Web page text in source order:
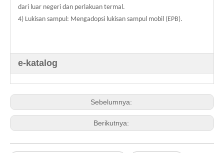
dari luar negeri dan perlakuan termal.
4) Lukisan sampul: Mengadopsi lukisan sampul mobil (EPB).
e-katalog
Sebelumnya:
Berikutnya: